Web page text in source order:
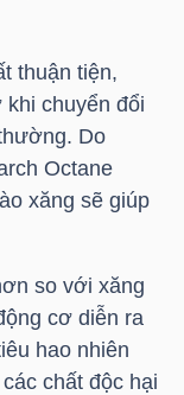
thuận tiện,
khi chuyển đổi
Do
Octane
xăng sẽ giúp
so với xăng
cơ diễn ra
hao nhiên
chất độc hại